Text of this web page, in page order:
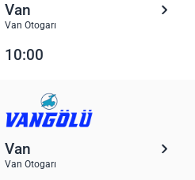
Van
Van Otogarı
10:00
Van
Van Otogarı